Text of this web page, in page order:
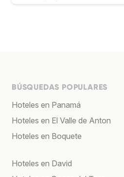
BÚSQUEDAS POPULARES
Hoteles en Panamá
Hoteles en El Valle de Anton
Hoteles en Boquete
Hoteles en David